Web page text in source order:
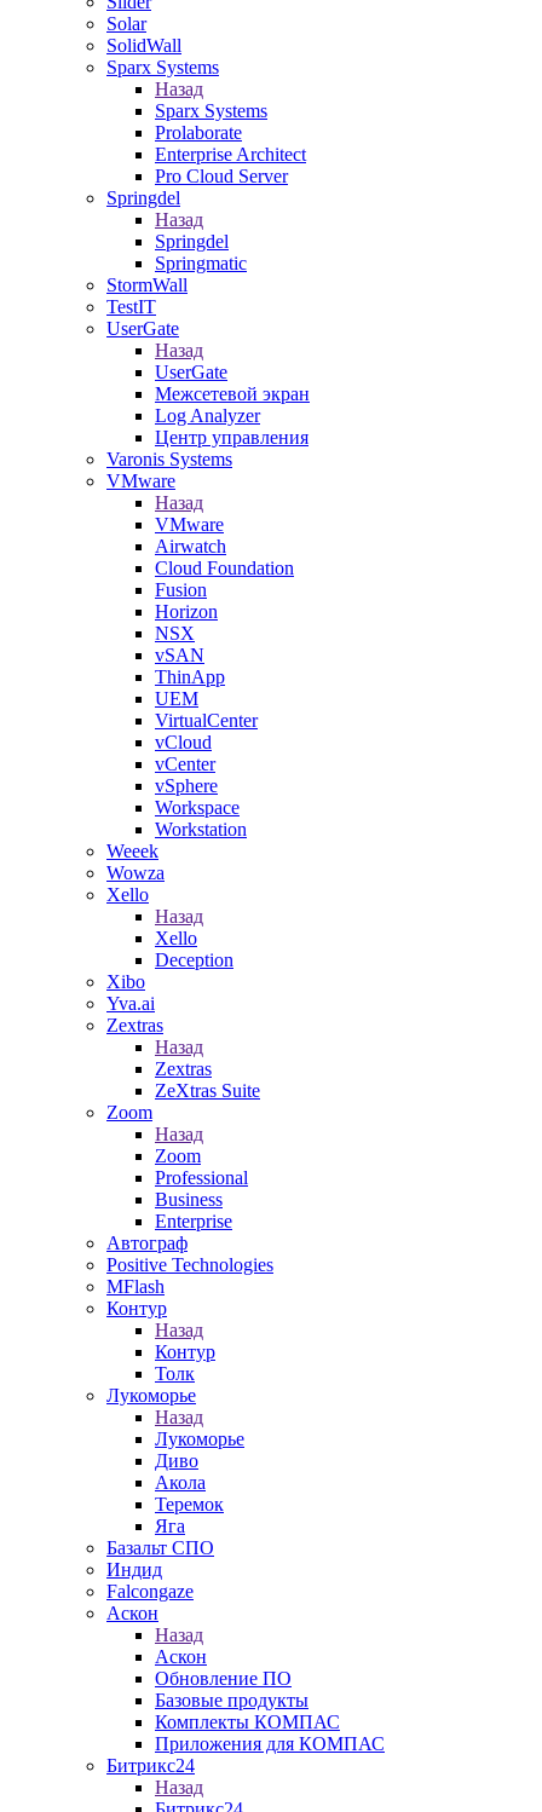
Solar
SolidWall
Sparx Systems
Назад
Sparx Systems
Prolaborate
Enterprise Architect
Pro Cloud Server
Springdel
Назад
Springdel
Springmatic
StormWall
TestIT
UserGate
Назад
UserGate
Межсетевой экран
Log Analyzer
Центр управления
Varonis Systems
VMware
Назад
VMware
Airwatch
Cloud Foundation
Fusion
Horizon
NSX
vSAN
ThinApp
UEM
VirtualCenter
vCloud
vCenter
vSphere
Workspace
Workstation
Weeek
Wowza
Xello
Назад
Xello
Deception
Xibo
Yva.ai
Zextras
Назад
Zextras
ZeXtras Suite
Zoom
Назад
Zoom
Professional
Business
Enterprise
Автограф
Positive Technologies
MFlash
Контур
Назад
Контур
Толк
Лукоморье
Назад
Лукоморье
Диво
Акола
Теремок
Яга
Базальт СПО
Индид
Falcongaze
Аскон
Назад
Аскон
Обновление ПО
Базовые продукты
Комплекты КОМПАС
Приложения для КОМПАС
Битрикс24
Назад